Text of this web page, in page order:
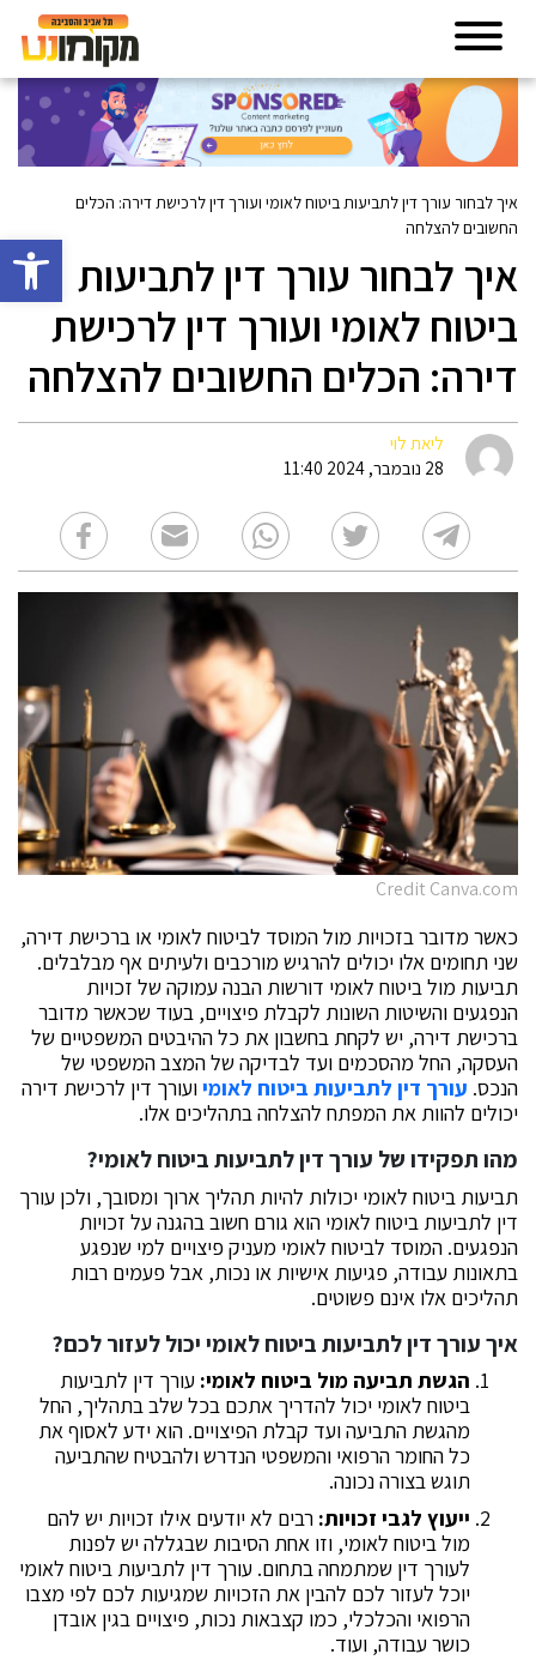
פתח
איך לבחור עורך דין לתביעות ביטוח לאומי ועורך דין לרכישת דירה: הכלים
החשובים להצלחה
איך לבחור עורך דין לתביעות
ביטוח לאומי ועורך דין לרכישת
דירה: הכלים החשובים להצלחה
ליאת לוי
28 נובמבר, 2024 11:40
Credit Canva.com
כאשר מדובר בזכויות מול המוסד לביטוח לאומי או ברכישת דירה,
שני תחומים אלו יכולים להרגיש מורכבים ולעיתים אף מבלבלים.
תביעות מול ביטוח לאומי דורשות הבנה עמוקה של זכויות
הנפגעים והשיטות השונות לקבלת פיצויים, בעוד שכאשר מדובר
ברכישת דירה, יש לקחת בחשבון את כל ההיבטים המשפטיים של
העסקה, החל מהסכמים ועד לבדיקה של המצב המשפטי של
הנכס. עורך דין לתביעות ביטוח לאומיועורך דין לרכישת דירה
יכולים להוות את המפתח להצלחה בתהליכים אלו.
מהו תפקידו של עורך דין לתביעות ביטוח לאומי?
תביעות ביטוח לאומי יכולות להיות תהליך ארוך ומסובך, ולכן עורך
דין לתביעות ביטוח לאומי הוא גורם חשוב בהגנה על זכויות
הנפגעים. המוסד לביטוח לאומי מעניק פיצויים למי שנפגע
בתאונות עבודה, פגיעות אישיות או נכות, אבל פעמים רבות
תהליכים אלו אינם פשוטים.
איך עורך דין לתביעות ביטוח לאומי יכול לעזור לכם?
הגשת תביעה מול ביטוח לאומי: עורך דין לתביעות
ביטוח לאומי יכול להדריך אתכם בכל שלב בתהליך, החל
מהגשת התביעה ועד קבלת הפיצויים. הוא ידע לאסוף את
כל החומר הרפואי והמשפטי הנדרש ולהבטיח שהתביעה
תוגש בצורה נכונה.
ייעוץ לגבי זכויות: רבים לא יודעים אילו זכויות יש להם
מול ביטוח לאומי, וזו אחת הסיבות שבגללה יש לפנות
לעורך דין שמתמחה בתחום. עורך דין לתביעות ביטוח לאומי
יוכל לעזור לכם להבין את הזכויות שמגיעות לכם לפי מצבו
הרפואי והכלכלי, כמו קצבאות נכות, פיצויים בגין אובדן
כושר עבודה, ועוד.